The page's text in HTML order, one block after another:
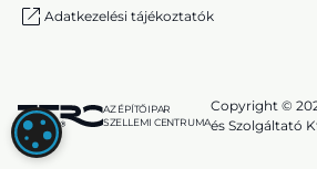
Adatkezelési tájékoztatók
AZ ÉPÍTŐIPAR
SZELLEMI CENTRUMA
Copyright ©
és Szolgáltató
SÜTI (COOKIE) BEÁLLÍTÁSOK